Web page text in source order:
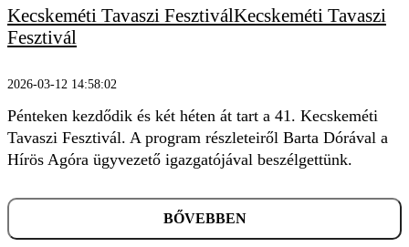
KERESÉS
Kecskeméti Tavaszi FesztiválKecskeméti Tavaszi
Fesztivál
2026-03-12 14:58:02
Pénteken kezdődik és két héten át tart a 41. Kecskeméti
Tavaszi Fesztivál. A program részleteiről Barta Dórával a
Hírös Agóra ügyvezető igazgatójával beszélgettünk.
BŐVEBBEN